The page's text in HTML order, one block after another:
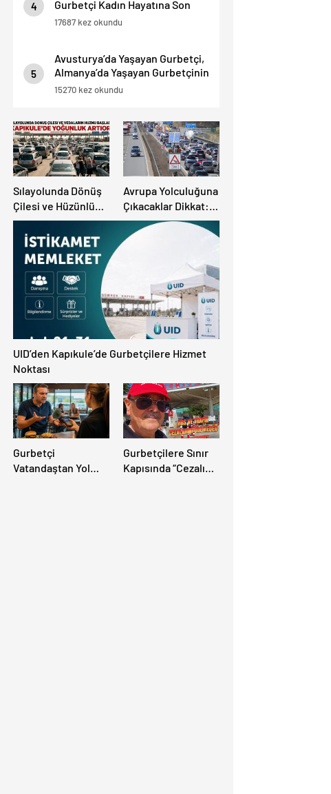
4
Gurbetçi Kadın Hayatına Son
Verdi.
17687 kez okundu
5
Avusturya’da Yaşayan Gurbetçi,
Almanya’da Yaşayan Gurbetçinin
Başına Bela oldu.
15270 kez okundu
Sılayolunda Dönüş
Çilesi ve Hüzünlü
Vedalar Başladı:
Kapıkule’de
Yoğunluk Artıyor!
Avrupa Yolculuğuna
Çıkacaklar Dikkat:
Ülke Ülke Güncel
Trafik Kuralları,
UID’den Kapıkule’de Gurbetçilere Hizmet
Noktası
Gurbetçi
Vatandaştan Yol
Gurbetçilere Sınır
Kapısında “Cezalı